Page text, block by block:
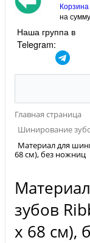
Корзина
на сумму
Наша группа в
Telegram:
Главная страница
Шинирование
Материал для
68 см), без ножниц
зубов
х 68 см),